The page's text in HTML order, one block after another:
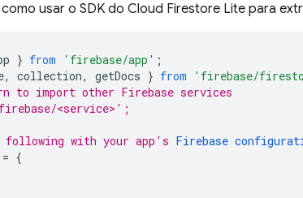
usar o SDK do Cloud Firestore Lite para
} from 'firebase/app' ;
, collection, getDocs } from
'firebase/
to import other Firebase services
<service>';
following with your app's Firebase
= {